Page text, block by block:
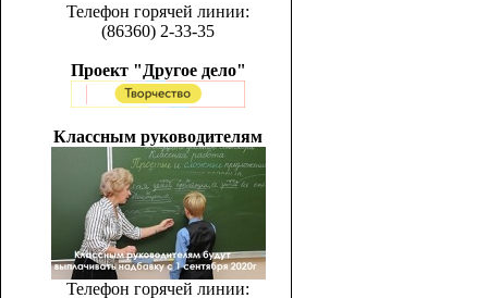
Телефон горячей линии:
(86360) 2-33-35
Проект "Другое дело"
Классным руководителям
Телефон горячей линии: